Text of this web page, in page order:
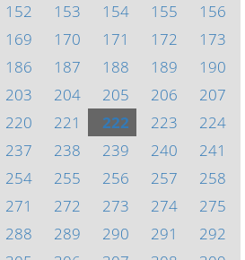
152 153 154 155
156
169 170 171 172
173
186 187 188 189
190
203 204 205 206
207
220 221 222 223
224
237 238 239 240
241
254 255 256 257
258
271 272 273 274
275
288 289 290 291
292